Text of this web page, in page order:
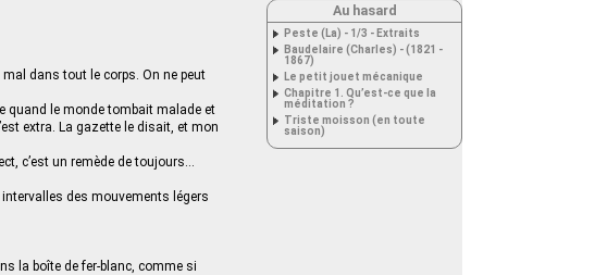
mal dans tout le corps. On ne peut
quand le monde tombait malade et
extra. La gazette le disait, et mon
c’est un remède de toujours…
des mouvements légers
la boîte de fer-blanc, comme si
Au hasard
Peste (La) - 1/3 - Extraits
Baudelaire (Charles) - (1821 -
1867)
Le petit jouet mécanique
Chapitre 1. Qu’est-ce que la
méditation ?
Triste moisson (en toute
saison)